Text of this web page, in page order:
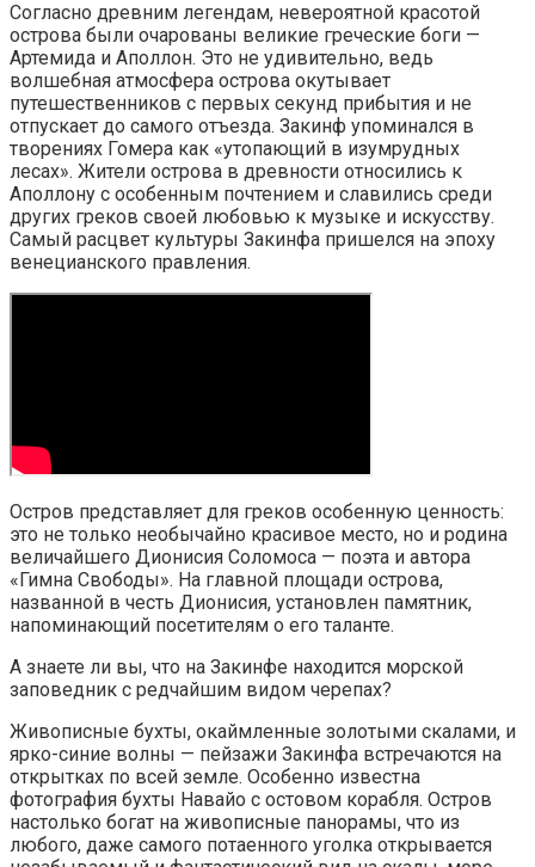
Согласно древним легендам, невероятной красотой
острова были очарованы великие греческие боги —
Артемида и Аполлон. Это не удивительно, ведь
волшебная атмосфера острова окутывает
путешественников с первых секунд прибытия и не
отпускает до самого отъезда. Закинф упоминался в
творениях Гомера как «утопающий в изумрудных
лесах». Жители острова в древности относились к
Аполлону с особенным почтением и славились среди
других греков своей любовью к музыке и искусству.
Самый расцвет культуры Закинфа пришелся на эпоху
венецианского правления.
Остров представляет для греков особенную ценность:
это не только необычайно красивое место, но и родина
величайшего Дионисия Соломоса — поэта и автора
«Гимна Свободы». На главной площади острова,
названной в честь Дионисия, установлен памятник,
напоминающий посетителям о его таланте.
А знаете ли вы, что на Закинфе находится морской
заповедник с редчайшим видом черепах?
Живописные бухты, окаймленные золотыми скалами, и
ярко-синие волны — пейзажи Закинфа встречаются на
открытках по всей земле. Особенно известна
фотография бухты Навайо с остовом корабля. Остров
настолько богат на живописные панорамы, что из
любого, даже самого потаенного уголка открывается